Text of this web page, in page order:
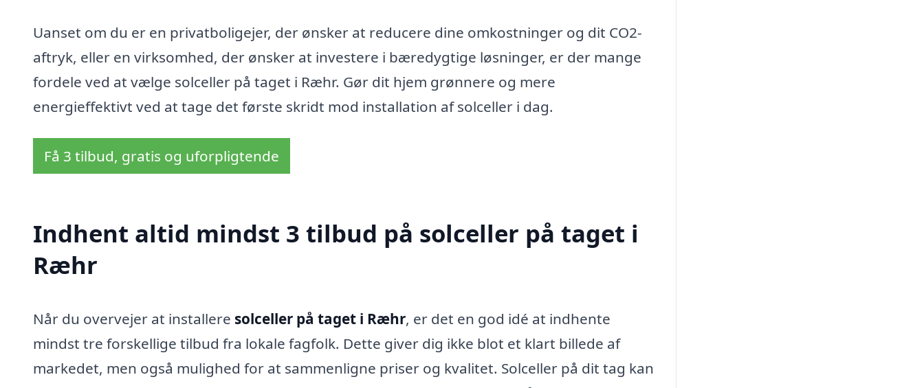
Uanset om du er en privatboligejer, der ønsker at reducere dine omkostninger og dit CO2-
aftryk, eller en virksomhed, der ønsker at investere i bæredygtige løsninger, er der mange
fordele ved at vælge solceller på taget i Ræhr. Gør dit hjem grønnere og mere
energieffektivt ved at tage det første skridt mod installation af solceller i dag.
Få 3 tilbud, gratis og uforpligtende
Indhent altid mindst 3 tilbud på solceller på taget i
Ræhr
Når du overvejer at installere solceller på taget i Ræhr, er det en god idé at indhente
mindst tre forskellige tilbud fra lokale fagfolk. Dette giver dig ikke blot et klart billede af
markedet, men også mulighed for at sammenligne priser og kvalitet. Solceller på dit tag kan